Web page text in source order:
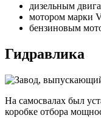
дизельным
мотором марки
бензиновым
Гидравлика
На самосвалах был
коробке отбора